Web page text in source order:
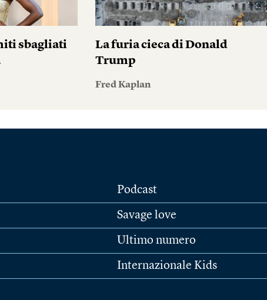
sbagliati
La furia cieca di Donald
Trump
Fred Kaplan
Podcast
Savage love
Ultimo numero
Internazionale Kids